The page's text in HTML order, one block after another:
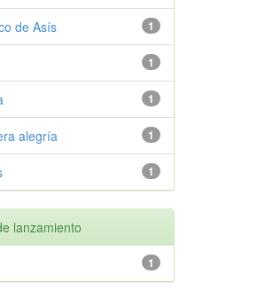
1
de Asís
1
1
1
alegría
1
lanzamiento
1